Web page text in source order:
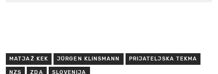
MATJAŽ KEK JÜRGEN KLINSMANN PRIJATELJSKA TEKMA
NZS ZDA SLOVENIJA